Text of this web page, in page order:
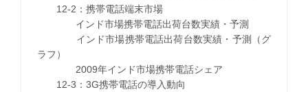
12-2：携帯電話端末市場
インド市場携帯電話出荷台数実績・予測
インド市場携帯電話出荷台数実績・予測（グ
ラフ）
2009年インド市場携帯電話シェア
12-3：3G携帯電話の導入動向